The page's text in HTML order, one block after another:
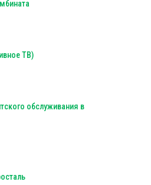
ТВ)
обслуживания в